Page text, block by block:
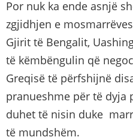
Por nuk ka ende asnjë
zgjidhjen e
Gjirit të Bengalit,
të këmbëngulin që
Greqisë të përfshijnë
pranueshme për të dyja
duhet të nisin duke
të mundshëm.